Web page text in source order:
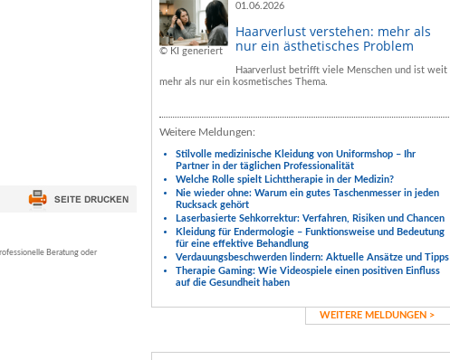
Beratung oder
© KI generiert
01.06.2026
Haarverlust verstehen: mehr als
nur ein ästhetisches Problem
Haarverlust betrifft viele Menschen und ist weit
mehr als nur ein kosmetisches Thema.
Weitere Meldungen:
Stilvolle medizinische Kleidung von Uniformshop – Ihr
Partner in der täglichen Professionalität
Welche Rolle spielt Lichttherapie in der Medizin?
Nie wieder ohne: Warum ein gutes Taschenmesser in jeden
Rucksack gehört
Laserbasierte Sehkorrektur: Verfahren, Risiken und Chancen
Kleidung für Endermologie – Funktionsweise und Bedeutung
für eine effektive Behandlung
Verdauungsbeschwerden lindern: Aktuelle Ansätze und Tipps
Therapie Gaming: Wie Videospiele einen positiven Einfluss
auf die Gesundheit haben
WEITERE MELDUNGEN >